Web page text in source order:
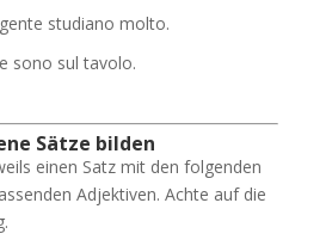
studiano molto.
sono sul tavolo.
Sätze bilden
einen Satz mit den folgenden
Adjektiven. Achte auf die